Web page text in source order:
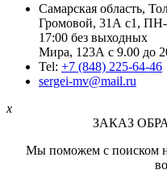
Самарская область,
Громовой, 31А с1,
17:00 без выходных
Мира, 123А с 9.00 до
Tel: +7 (848) 225-64-46
sergei-mv@mail.ru
x
ЗАКАЗ
Мы поможем с поиском